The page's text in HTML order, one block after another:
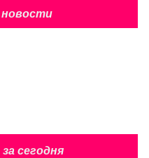
новости
сегодня